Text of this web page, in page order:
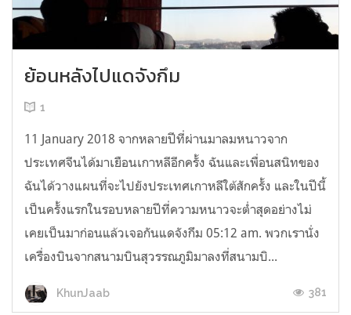
ย้อนหลังไปแดจังกึม
1
11 January 2018 จากหลายปีที่ผ่านมาลมหนาวจาก
ประเทศจีนได้มาเยือนเกาหลีอีกครั้ง ฉันและเพื่อนสนิทของ
ฉันได้วางแผนที่จะไปยังประเทศเกาหลีใต้สักครั้ง และในปีนี้
เป็นครั้งแรกในรอบหลายปีที่ความหนาวจะต่ำสุดอย่างไม่
เคยเป็นมาก่อนแล้วเจอกันแดจังกึม 05:12 am. พวกเรานั่ง
เครื่องบินจากสนามบินสุวรรณภูมิมาลงที่สนามบิ...
KhunJaab 381